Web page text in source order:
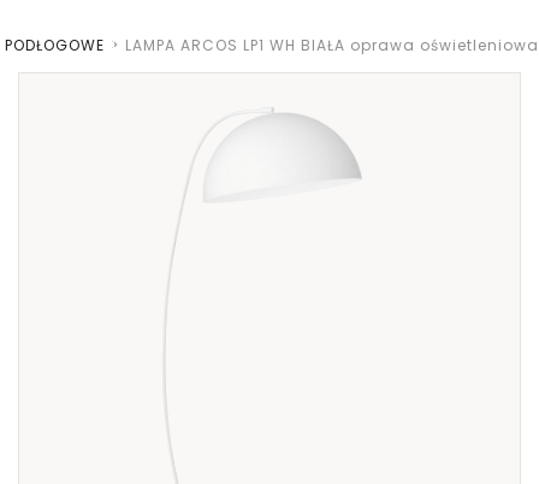
PODŁOGOWE > LAMPA ARCOS LP1 WH BIAŁA oprawa oświetleniowa